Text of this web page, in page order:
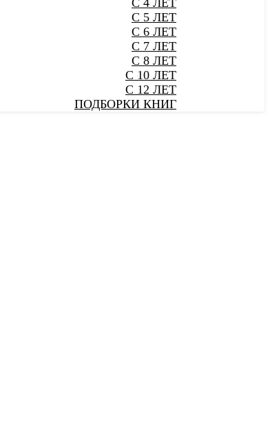
С 4 ЛЕТ
С 5 ЛЕТ
С 6 ЛЕТ
С 7 ЛЕТ
С 8 ЛЕТ
С 10 ЛЕТ
С 12 ЛЕТ
ПОДБОРКИ КНИГ